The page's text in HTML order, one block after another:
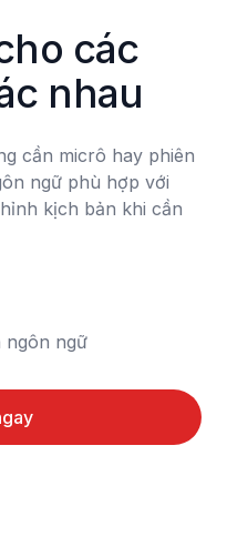
các
nhau
cần micrô hay phiên
ngữ phù hợp với
kịch bản khi cần
ngôn ngữ